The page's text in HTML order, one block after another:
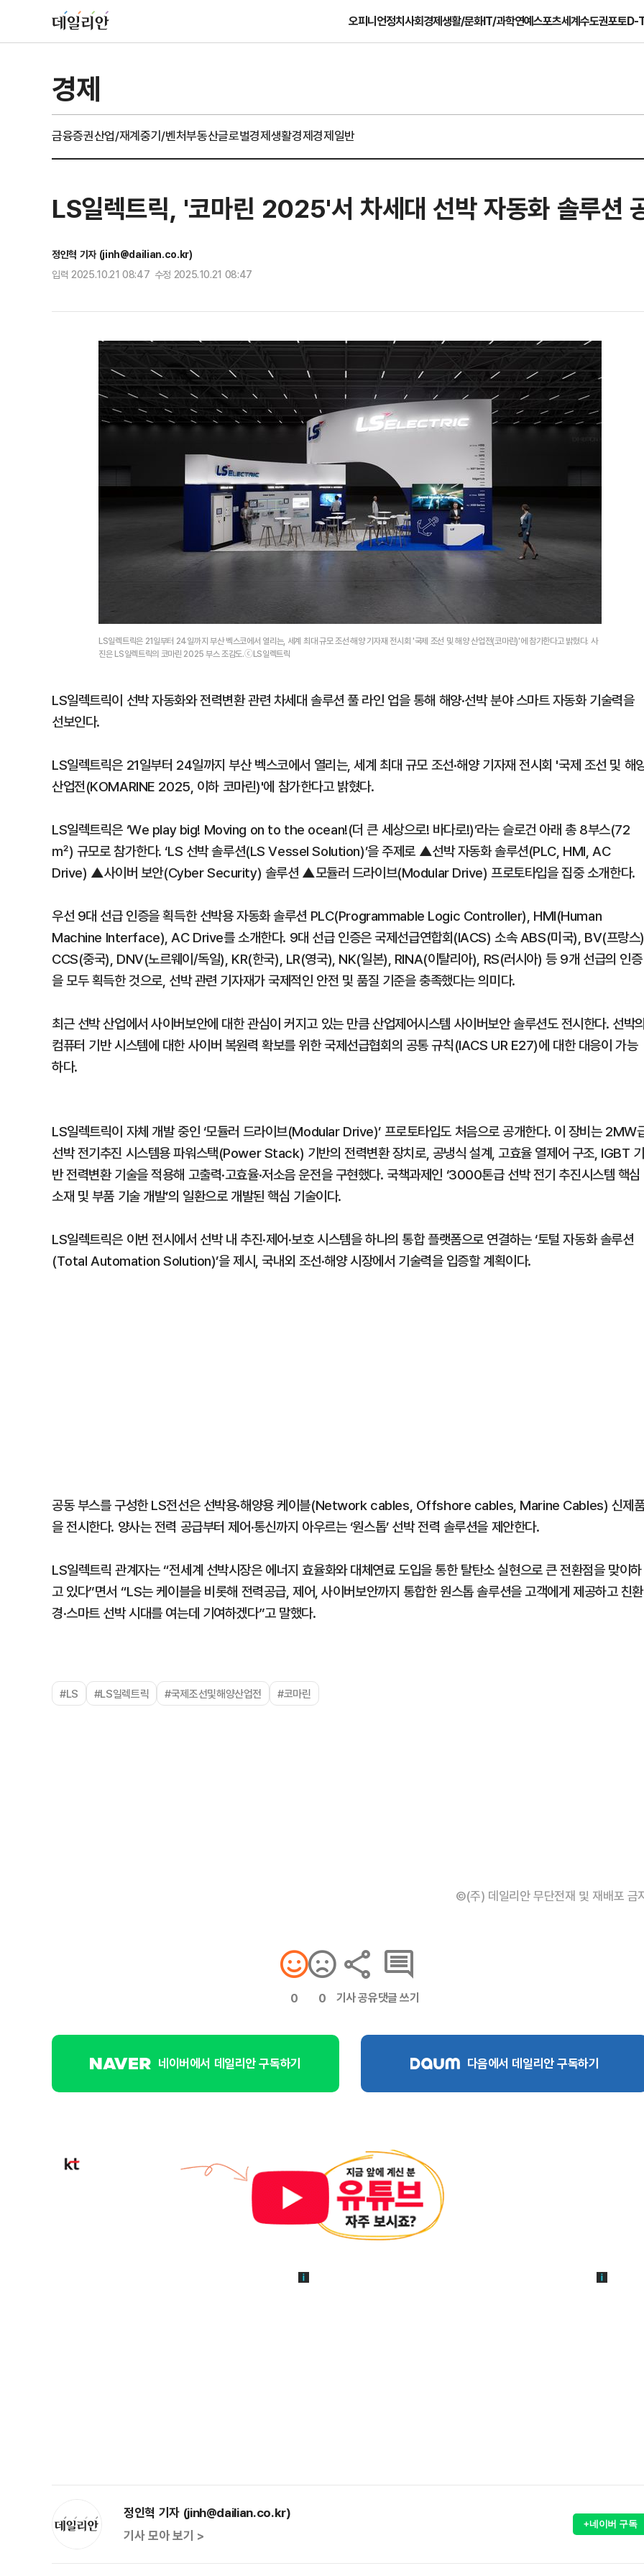
오피니언정치사회경제생활/문화IT/과학연예스포츠세계수도권포토D-
경제
금융증권산업/재계중기/벤처부동산글로벌경제생활경제경제일반
LS일렉트릭, '코마린 2025'서 차세대 선박 자동화 솔루션
정인혁 기자 (jinh@dailian.co.kr)
입력 2025.10.21 08:47 수정 2025.10.21 08:47
LS일렉트릭은 21일부터 24일까지 부산 벡스코에서 열리는, 세계 최대 규모 조선·해양 기자재 전시회 '국제 조선 및 해양 산업전(코마린)'에 참가한다고 밝혔다. 사
진은 LS일렉트릭의 코마린 2025 부스 조감도.ⓒLS일렉트릭
LS일렉트릭이 선박 자동화와 전력변환 관련 차세대 솔루션 풀 라인 업을 통해 해양·선박 분야 스마트 자동화 기술력을
선보인다.
LS일렉트릭은 21일부터 24일까지 부산 벡스코에서 열리는, 세계 최대 규모 조선·해양 기자재 전시회 '국제 조선 및 해
산업전(KOMARINE 2025, 이하 코마린)'에 참가한다고 밝혔다.
LS일렉트릭은 ‘We play big! Moving on to the ocean!(더 큰 세상으로! 바다로!)’라는 슬로건 아래 총 8부스(72
㎡) 규모로 참가한다. ‘LS 선박 솔루션(LS Vessel Solution)’을 주제로 ▲선박 자동화 솔루션(PLC, HMI, AC
Drive) ▲사이버 보안(Cyber Security) 솔루션 ▲모듈러 드라이브(Modular Drive) 프로토타입을 집중 소개한다.
우선 9대 선급 인증을 획득한 선박용 자동화 솔루션 PLC(Programmable Logic Controller), HMI(Human
Machine Interface), AC Drive를 소개한다. 9대 선급 인증은 국제선급연합회(IACS) 소속 ABS(미국), BV(프랑스
CCS(중국), DNV(노르웨이/독일), KR(한국), LR(영국), NK(일본), RINA(이탈리아), RS(러시아) 등 9개 선급의 인증
을 모두 획득한 것으로, 선박 관련 기자재가 국제적인 안전 및 품질 기준을 충족했다는 의미다.
최근 선박 산업에서 사이버보안에 대한 관심이 커지고 있는 만큼 산업제어시스템 사이버보안 솔루션도 전시한다. 선박
컴퓨터 기반 시스템에 대한 사이버 복원력 확보를 위한 국제선급협회의 공통 규칙(IACS UR E27)에 대한 대응이 가능
하다.
LS일렉트릭이 자체 개발 중인 ‘모듈러 드라이브(Modular Drive)’ 프로토타입도 처음으로 공개한다. 이 장비는 2MW
선박 전기추진 시스템용 파워스택(Power Stack) 기반의 전력변환 장치로, 공냉식 설계, 고효율 열제어 구조, IGBT 기
반 전력변환 기술을 적용해 고출력·고효율·저소음 운전을 구현했다. 국책과제인 ‘3000톤급 선박 전기 추진시스템 핵심
소재 및 부품 기술 개발’의 일환으로 개발된 핵심 기술이다.
LS일렉트릭은 이번 전시에서 선박 내 추진·제어·보호 시스템을 하나의 통합 플랫폼으로 연결하는 ‘토털 자동화 솔루션
(Total Automation Solution)’을 제시, 국내외 조선·해양 시장에서 기술력을 입증할 계획이다.
공동 부스를 구성한 LS전선은 선박용·해양용 케이블(Network cables, Offshore cables, Marine Cables) 신제
을 전시한다. 양사는 전력 공급부터 제어·통신까지 아우르는 ‘원스톱’ 선박 전력 솔루션을 제안한다.
LS일렉트릭 관계자는 “전세계 선박시장은 에너지 효율화와 대체연료 도입을 통한 탈탄소 실현으로 큰 전환점을 맞이하
고 있다”면서 “LS는 케이블을 비롯해 전력공급, 제어, 사이버보안까지 통합한 원스톱 솔루션을 고객에게 제공하고 친환
경·스마트 선박 시대를 여는데 기여하겠다”고 말했다.
#LS #LS일렉트릭 #국제조선및해양산업전 #코마린
©(주) 데일리안 무단전재 및 재배포 금
0 0 기사 공유댓글 쓰기
네이버에서 데일리안 구독하기 다음에서 데일리안 구독하기
정인혁 기자 (jinh@dailian.co.kr)
기사 모아 보기 >
+네이버 구독